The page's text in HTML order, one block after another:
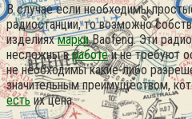
В случае если необходимы
радиостанции, то возможно
изделияхмаркиBaofeng.Эти
несложны вработеи не требуют
не необходимы какие-либо
значительным преимуществом,
есть их цена.